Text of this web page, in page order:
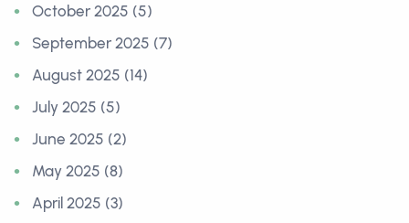
October 2025 (5)
September 2025 (7)
August 2025 (14)
July 2025 (5)
June 2025 (2)
May 2025 (8)
April 2025 (3)